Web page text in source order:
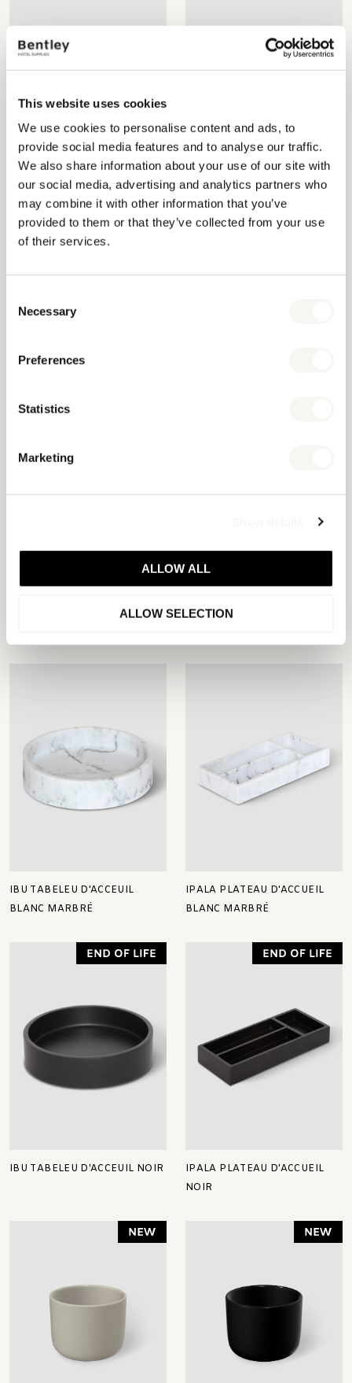
This website uses cookies
We use cookies to personalise content and ads, to
provide social media features and to analyse our traffic.
We also share information about your use of our site with
our social media, advertising and analytics partners who
may combine it with other information that you’ve
provided to them or that they’ve collected from your use
of their services.
Selection
Necessary
Preferences
Statistics
Marketing
ALLOW ALL
ALLOW SELECTION
SINDARA PORTE-
TÉLÉCOMMANDE NOIR
UTILA DESSOUS DE VERRE
NOIR
DE THÉ NOIR
YASUR BOÎTE À CONDIMENTS
PACAYA SEAU À GLACE NOIR
IBU TABELEU D'ACCEUIL
BLANC MARBRÉ
IPALA PLATEAU D'ACCUEIL
BLANC MARBRÉ
IBU TABELEU D'ACCEUIL NOIR
IPALA PLATEAU D'ACCUEIL
NOIR